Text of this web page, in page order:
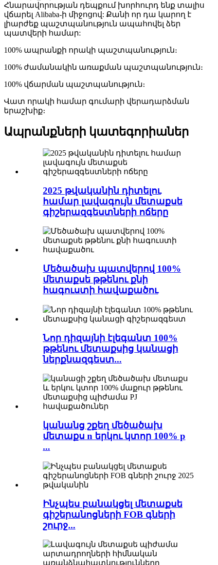
Հնարավորության դեպքում խորհուրդ ենք տալիս
վճարել Alibaba-ի միջոցով: Քանի որ դա կարող է
լիարժեք պաշտպանություն ապահովել ձեր
պատվերի համար:
100% ապրանքի որակի պաշտպանություն։
100% ժամանակին առաքման պաշտպանություն։
100% վճարման պաշտպանություն։
Վատ որակի համար գումարի վերադարձման
երաշխիք։
Ապրանքների կատեգորիաներ
2025 թվականին դիտելու
համար լավագույն մետաքսե
գիշերազգեստների ոճերը
Մեծածախ պատվերով 100%
մետաքսե թթենու քնի
հագուստի հավաքածու
Նոր դիզայնի էլեգանտ 100%
թթենու մետաքսից կանացի
ներքնազգեստ...
կանանց շքեղ մեծածախ
մետաքս n երկու կտոր 100% p
...
Ինչպես բանակցել մետաքսե
գիշերանոցների FOB գների
շուրջ...